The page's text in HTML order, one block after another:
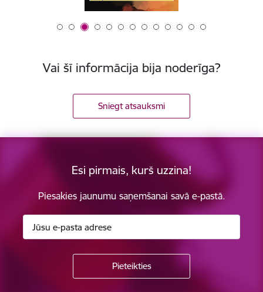
Vai šī informācija bija noderīga?
Sniegt atsauksmi
Esi pirmais, kurš uzzina!
Piesakies jaunumu saņemšanai savā e-pastā.